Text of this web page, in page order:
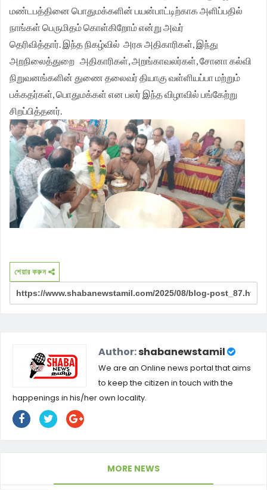
மண்டபத்தினை பொதுமக்களின் பயன்பாட்டிற்காக அளிப்பதில்
நாங்கள் பெருமிதம் கொள்கிறோம் என்று அவர்
தெரிவித்தார். இந்த நிகழ்வில் அரசு அதிகாரிகள், இந்து
அறநிலைத்துறை அதிகாரிகள், அறங்காவலர்கள், சோனா கல்வி
நிறுவனங்களின் துணை தலைவர் தியாகு வள்ளியப்பா மற்றும்
பக்கதர்கள், பொதுமக்கள் என பலர் இந்த விழாவில் பங்கேற்று
சிறப்பித்தனர்.
শেয়ার করুন
Author:shabanewstamil
We are an Online news portal that aims
to keep the citizen in touch with the
happenings in his/her own locality.
MORE NEWS